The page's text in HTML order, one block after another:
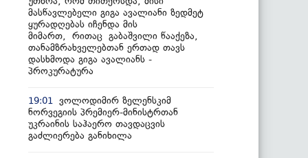
მასწავლებელი გიგა ავალიანი ზედმეტ
ყურადღებას იჩენდა მის
მიმართ, რითაც გაბაშვილი წააქეზა,
თანამზრახველებთან ერთად თავს
დასხმოდა გიგა ავალიანს -
პროკურატურა
19:01
ვოლოდიმირ ზელენსკიმ
ნორვეგიის პრემიერ-მინისტრთან
უკრაინის საჰაერო თავდაცვის
გაძლიერება განიხილა